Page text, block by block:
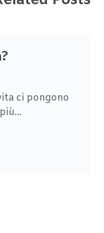
ci pongono